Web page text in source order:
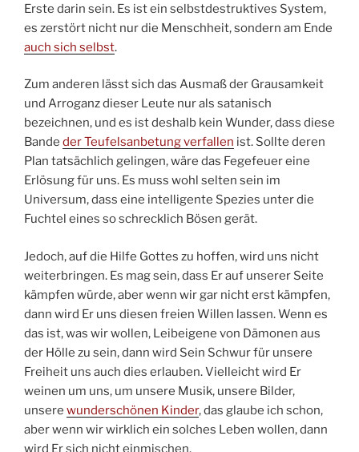
Erste darin sein. Es ist ein selbstdestruktives System,
es zerstört nicht nur die Menschheit, sondern am Ende
auch sich selbst.
Zum anderen lässt sich das Ausmaß der Grausamkeit
und Arroganz dieser Leute nur als satanisch
bezeichnen, und es ist deshalb kein Wunder, dass diese
Bande der Teufelsanbetung verfallen ist. Sollte deren
Plan tatsächlich gelingen, wäre das Fegefeuer eine
Erlösung für uns. Es muss wohl selten sein im
Universum, dass eine intelligente Spezies unter die
Fuchtel eines so schrecklich Bösen gerät.
Jedoch, auf die Hilfe Gottes zu hoffen, wird uns nicht
weiterbringen. Es mag sein, dass Er auf unserer Seite
kämpfen würde, aber wenn wir gar nicht erst kämpfen,
dann wird Er uns diesen freien Willen lassen. Wenn es
das ist, was wir wollen, Leibeigene von Dämonen aus
der Hölle zu sein, dann wird Sein Schwur für unsere
Freiheit uns auch dies erlauben. Vielleicht wird Er
weinen um uns, um unsere Musik, unsere Bilder,
unsere wunderschönen Kinder, das glaube ich schon,
aber wenn wir wirklich ein solches Leben wollen, dann
wird Er sich nicht einmischen.